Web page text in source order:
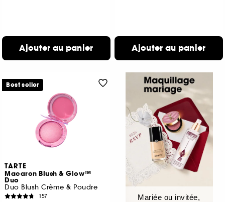
Ajouter au panier Ajouter au panier
TARTE
Macaron Blush & Glow™
Duo
Duo Blush Crème & Poudre
157
Best seller
Mariée ou invitée,